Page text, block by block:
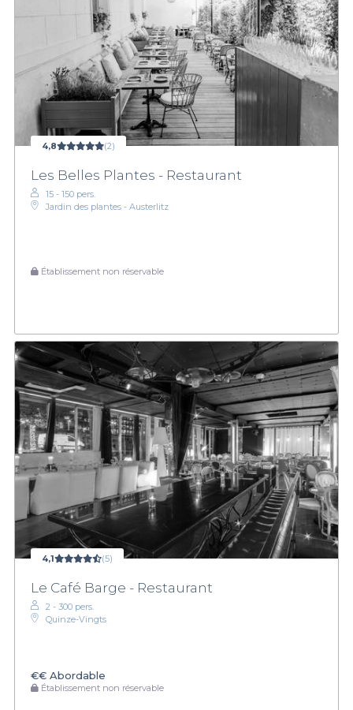
4,8 (2)
Les Belles Plantes - Restaurant
15 - 150 pers.
Jardin des plantes - Austerlitz
Établissement non réservable
4,1 (5)
Le Café Barge - Restaurant
2 - 300 pers.
Quinze-Vingts
€€ Abordable
Établissement non réservable